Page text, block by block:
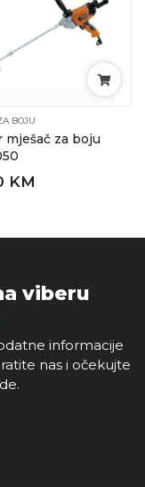
BOJU
mješač za boju
KM
viberu
informacije
nas i očekujte